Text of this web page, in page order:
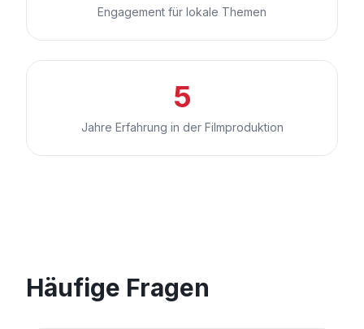
Engagement für lokale Themen
5
Jahre Erfahrung in der Filmproduktion
Häufige Fragen